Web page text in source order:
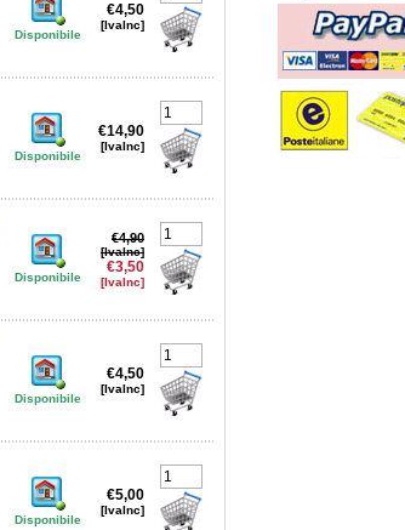
Disponibile
€4,50
[IvaInc]
Disponibile
€14,90
[IvaInc]
Disponibile
€4,90
[IvaInc]
€3,50
[IvaInc]
Disponibile
€4,50
[IvaInc]
Disponibile
€5,00
[IvaInc]